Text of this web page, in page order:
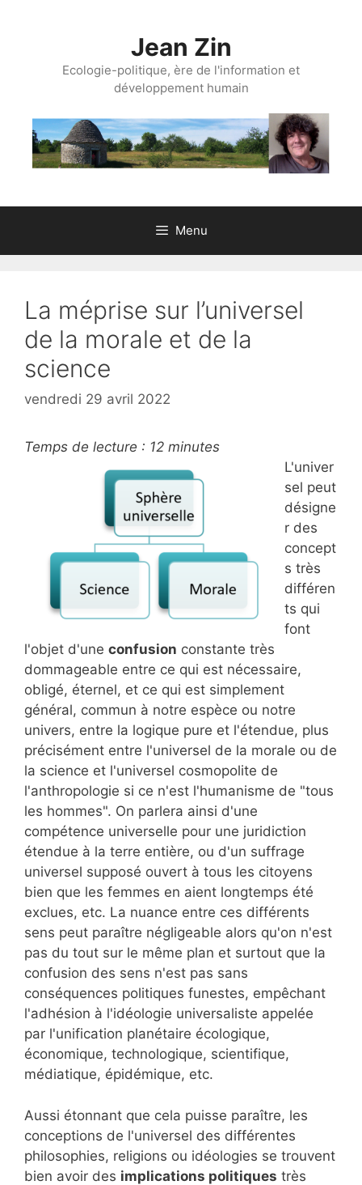
Jean Zin
Ecologie-politique, ère de l'information et
développement humain
Menu
La méprise sur l’universel
de la morale et de la
science
vendredi 29 avril 2022
Temps de lecture : 12 minutes
L'univer
sel peut
désigne
r des
concept
s très
différen
ts qui
font
l'objet d'une confusion constante très
dommageable entre ce qui est nécessaire,
obligé, éternel, et ce qui est simplement
général, commun à notre espèce ou notre
univers, entre la logique pure et l'étendue, plus
précisément entre l'universel de la morale ou de
la science et l'universel cosmopolite de
l'anthropologie si ce n'est l'humanisme de "tous
les hommes". On parlera ainsi d'une
compétence universelle pour une juridiction
étendue à la terre entière, ou d'un suffrage
universel supposé ouvert à tous les citoyens
bien que les femmes en aient longtemps été
exclues, etc. La nuance entre ces différents
sens peut paraître négligeable alors qu'on n'est
pas du tout sur le même plan et surtout que la
confusion des sens n'est pas sans
conséquences politiques funestes, empêchant
l'adhésion à l'idéologie universaliste appelée
par l'unification planétaire écologique,
économique, technologique, scientifique,
médiatique, épidémique, etc.
Aussi étonnant que cela puisse paraître, les
conceptions de l'universel des différentes
philosophies, religions ou idéologies se trouvent
bien avoir des implications politiques très